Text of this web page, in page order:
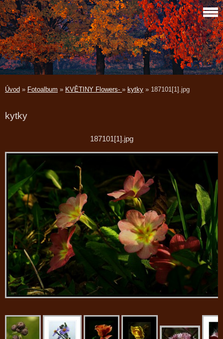
Úvod » Fotoalbum » KVĚTINY Flowers- » kytky » 187101[1].jpg
kytky
187101[1].jpg